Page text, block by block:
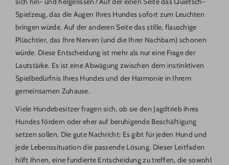
Spielzeug, das die Augen Ihres Hundes sofort zum Leuchten
bringen würde. Auf der anderen Seite das stille, flauschige
Plüschtier, das Ihre Nerven (und die Ihrer Nachbarn) schonen
würde. Diese Entscheidung ist mehr als nur eine Frage der
Lautstärke. Es ist eine Abwägung zwischen dem instinktiven
Spielbedürfnis Ihres Hundes und der Harmonie in Ihrem
gemeinsamen Zuhause.
Viele Hundebesitzer fragen sich, ob sie den Jagdtrieb ihres
Hundes fördern oder eher auf beruhigende Beschäftigung
setzen sollen. Die gute Nachricht: Es gibt für jeden Hund und
jede Lebenssituation die passende Lösung. Dieser Leitfaden
hilft Ihnen, eine fundierte Entscheidung zu treffen, die sowohl